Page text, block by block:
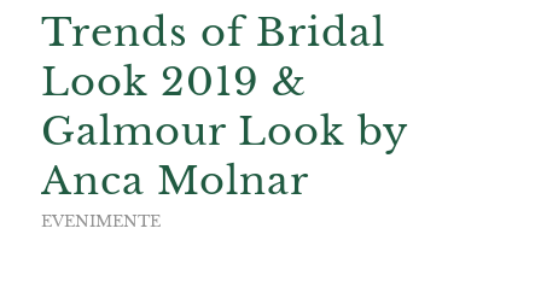
Trends of Bridal
Look 2019 &
Galmour Look by
Anca Molnar
EVENIMENTE